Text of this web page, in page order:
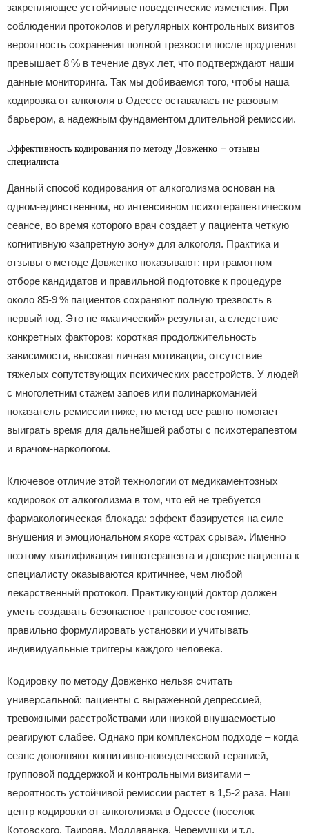
закрепляющее устойчивые поведенческие изменения. При
соблюдении протоколов и регулярных контрольных визитов
вероятность сохранения полной трезвости после продления
превышает 8 % в течение двух лет, что подтверждают наши
данные мониторинга. Так мы добиваемся того, чтобы наша
кодировка от алкоголя в Одессе оставалась не разовым
барьером, а надежным фундаментом длительной ремиссии.
Эффективность кодирования по методу Довженко – отзывы
специалиста
Данный способ кодирования от алкоголизма основан на
одном‑единственном, но интенсивном психотерапевтическом
сеансе, во время которого врач создает у пациента четкую
когнитивную «запретную зону» для алкоголя. Практика и
отзывы о методе Довженко показывают: при грамотном
отборе кандидатов и правильной подготовке к процедуре
около 85‑9 % пациентов сохраняют полную трезвость в
первый год. Это не «магический» результат, а следствие
конкретных факторов: короткая продолжительность
зависимости, высокая личная мотивация, отсутствие
тяжелых сопутствующих психических расстройств. У людей
с многолетним стажем запоев или полинаркоманией
показатель ремиссии ниже, но метод все равно помогает
выиграть время для дальнейшей работы с психотерапевтом
и врачом‑наркологом.
Ключевое отличие этой технологии от медикаментозных
кодировок от алкоголизма в том, что ей не требуется
фармакологическая блокада: эффект базируется на силе
внушения и эмоциональном якоре «страх срыва». Именно
поэтому квалификация гипнотерапевта и доверие пациента к
специалисту оказываются критичнее, чем любой
лекарственный протокол. Практикующий доктор должен
уметь создавать безопасное трансовое состояние,
правильно формулировать установки и учитывать
индивидуальные триггеры каждого человека.
Кодировку по методу Довженко нельзя считать
универсальной: пациенты с выраженной депрессией,
тревожными расстройствами или низкой внушаемостью
реагируют слабее. Однако при комплексном подходе – когда
сеанс дополняют когнитивно‑поведенческой терапией,
групповой поддержкой и контрольными визитами –
вероятность устойчивой ремиссии растет в 1,5‑2 раза. Наш
центр кодировки от алкоголизма в Одессе (поселок
Котовского, Таирова, Молдаванка, Черемушки и т.д.